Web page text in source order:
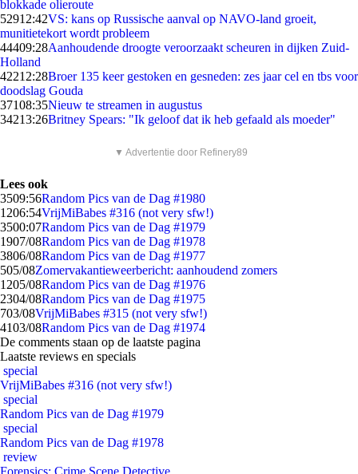
blokkade olieroute
52912:42VS: kans op Russische aanval op NAVO-land groeit,
munitietekort wordt probleem
44409:28Aanhoudende droogte veroorzaakt scheuren in dijken Zuid-
Holland
42212:28Broer 135 keer gestoken en gesneden: zes jaar cel en tbs voor
doodslag Gouda
37108:35Nieuw te streamen in augustus
34213:26Britney Spears: "Ik geloof dat ik heb gefaald als moeder"
▼ Advertentie door Refinery89
Lees ook
3509:56Random Pics van de Dag #1980
1206:54VrijMiBabes #316 (not very sfw!)
3500:07Random Pics van de Dag #1979
1907/08Random Pics van de Dag #1978
3806/08Random Pics van de Dag #1977
505/08Zomervakantieweerbericht: aanhoudend zomers
1205/08Random Pics van de Dag #1976
2304/08Random Pics van de Dag #1975
703/08VrijMiBabes #315 (not very sfw!)
4103/08Random Pics van de Dag #1974
De comments staan op de laatste pagina
Laatste reviews en specials
special
VrijMiBabes #316 (not very sfw!)
special
Random Pics van de Dag #1979
special
Random Pics van de Dag #1978
review
Forensics: Crime Scene Detective